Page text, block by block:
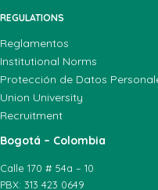
REGULATIONS
Reglamentos
Institutional Norms
Protección de Datos
Union University
Recruitment
Bogotá – Colombia
Calle 170 # 54a – 10
PBX: 313 423 0649